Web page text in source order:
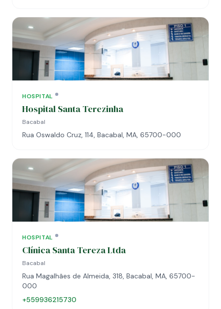
HOSPITAL
Hospital Santa Terezinha
Bacabal
Rua Oswaldo Cruz, 114, Bacabal, MA, 65700-000
HOSPITAL
Clínica Santa Tereza Ltda
Bacabal
Rua Magalhães de Almeida, 318, Bacabal, MA, 65700-
000
+559936215730